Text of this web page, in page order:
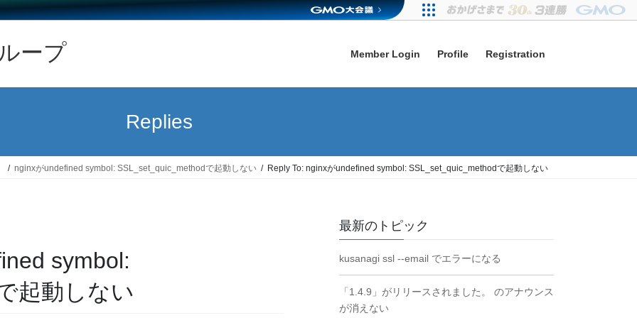
ープ Member Login Profile Registration
Replies
nginxがundefined symbol: SSL_set_quic_methodで起動しない Reply To: nginxがundefined symbol: SSL_set_quic_methodで起動しない
symbol:
起動しない
最新のトピック
kusanagi ssl --email でエラーになる
「1.4.9」がリリースされました。 のアナウンス
が消えない